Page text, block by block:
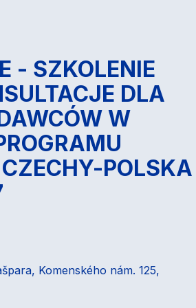
- SZKOLENIE
DLA
W
CZECHY-POLSKA
Komenského nám. 125,